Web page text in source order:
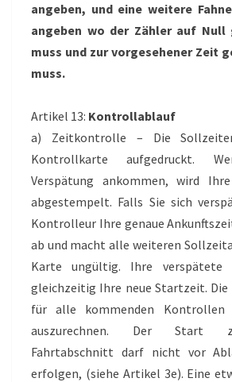
angeben, und eine weitere
angeben wo der Zähler auf Null
muss und zur vorgesehener Zeit
muss.
Artikel 13: Kontrollablauf
a) Zeitkontrolle – Die
Kontrollkarte aufgedruckt.
Verspätung ankommen, wird
abgestempelt. Falls Sie sich
Kontrolleur Ihre genaue
ab und macht alle weiteren
Karte ungültig. Ihre verspätete
gleichzeitig Ihre neue Startzeit. Die
für alle kommenden Kontrollen
auszurechnen. Der Start
Fahrtabschnitt darf nicht vor
erfolgen, (siehe Artikel 3e). Eine